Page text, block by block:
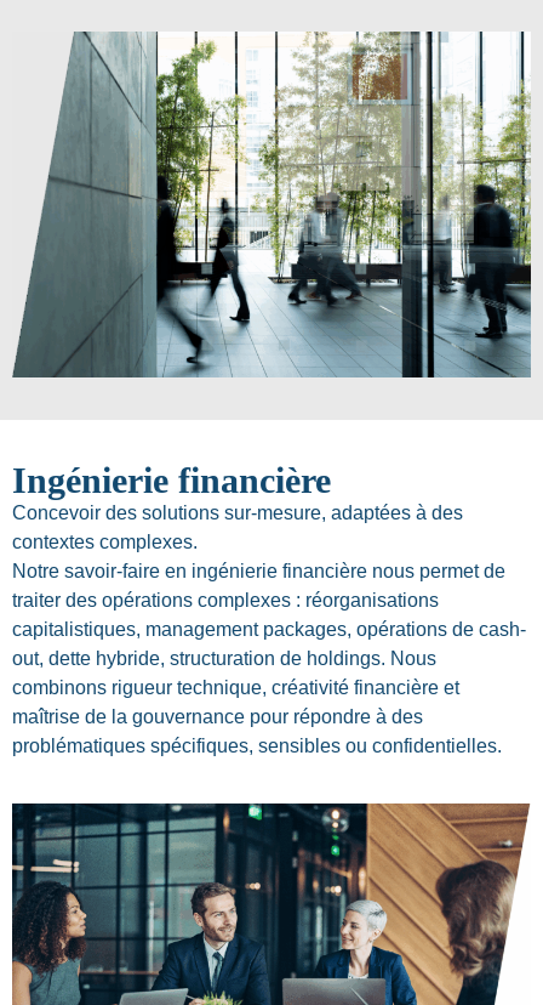
Ingénierie financière
Concevoir des solutions sur-mesure, adaptées à des
contextes complexes.
Notre savoir-faire en ingénierie financière nous permet de
traiter des opérations complexes : réorganisations
capitalistiques, management packages, opérations de cash-
out, dette hybride, structuration de holdings. Nous
combinons rigueur technique, créativité financière et
maîtrise de la gouvernance pour répondre à des
problématiques spécifiques, sensibles ou confidentielles.